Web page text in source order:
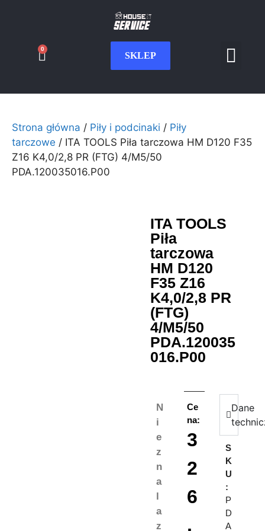
SKLEP
0
Strona główna / Piły i podcinaki / Piły
tarczowe / ITA TOOLS Piła tarczowa HM D120 F35
Z16 K4,0/2,8 PR (FTG) 4/M5/50
PDA.120035016.P00
ITA TOOLS
Piła
tarczowa
HM D120
F35 Z16
K4,0/2,8 PR
(FTG)
4/M5/50
PDA.120035
016.P00
N
i
e
z
n
a
l
a
z
Ce
na:
3
2
6
,
Dane
S
K
U
:
P
D
A